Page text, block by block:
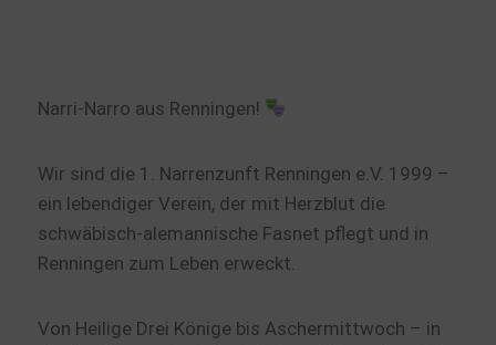
Narri-Narro aus Renningen!
Wir sind die 1. Narrenzunft Renningen e.V. 1999 –
ein lebendiger Verein, der mit Herzblut die
schwäbisch-alemannische Fasnet pflegt und in
Renningen zum Leben erweckt.
Von Heilige Drei Könige bis Aschermittwoch – in